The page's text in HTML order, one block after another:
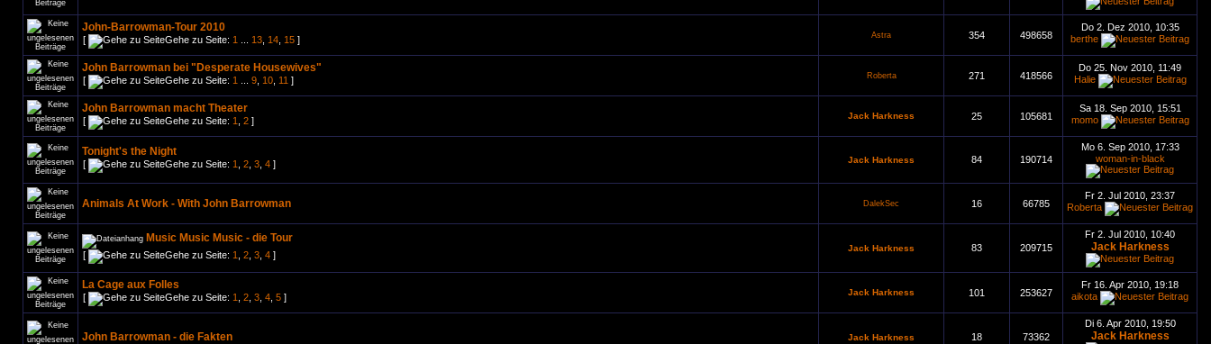
John-Barrowman-Tour 2010
[ Gehe zu Seite: 1 13 14 15 ] Astra 354 498658
Do 2. Dez 2010, 10:35
berthe
John Barrowman bei "Desperate Housewives"
[ Gehe zu Seite: 1 9 10 11 ] Roberta 271 418566
Do 25. Nov 2010, 11:49
Halie
John Barrowman macht Theater
[ Gehe zu Seite: 1 2 ] Jack Harkness 25 105681
Sa 18. Sep 2010, 15:51
momo
Tonight's the Night
[ Gehe zu Seite: 1 2 3 4 ] Jack Harkness 84 190714
Mo 6. Sep 2010, 17:33
woman-in-black
Animals At Work - With John Barrowman DalekSec 16 66785
Fr 2. Jul 2010, 23:37
Roberta
Music Music Music - die Tour
[ Gehe zu Seite: 1 2 3 4 ]
Jack Harkness 83 209715
Fr 2. Jul 2010, 10:40
Jack Harkness
La Cage aux Folles
[ Gehe zu Seite: 1 2 3 4 5 ] Jack Harkness 101 253627
Fr 16. Apr 2010, 19:18
aikota
John Barrowman - die Fakten Jack Harkness 18 73362
Di 6. Apr 2010, 19:50
Jack Harkness